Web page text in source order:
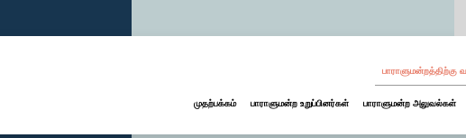
பாராளுமன்றத்திற்கு
முதற்பக்கம் பாராளுமன்ற உறுப்பினர்கள் பாராளுமன்ற அலுவல்கள்